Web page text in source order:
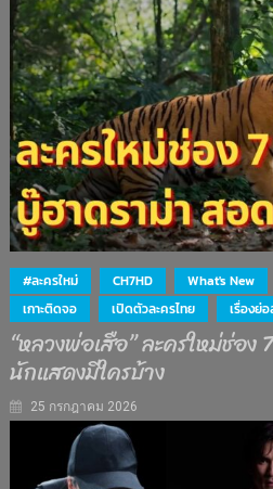
#ละครใหม่ CH7HD What's New
เกาะติดจอ
เปิดตัวละครไทย เรื่องย่
“หลวงพ่อเสือ” ละครใหม่ช่อง
นักแสดงมีใครบ้าง
25 กรกฎาคม 2026